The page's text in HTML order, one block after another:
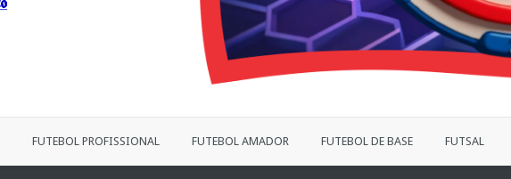
FUTEBOL PROFISSIONAL FUTEBOL AMADOR FUTEBOL DE BASE FUTSAL